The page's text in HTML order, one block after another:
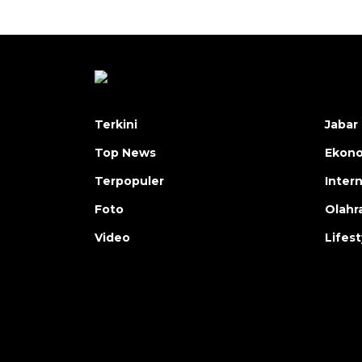
Terkini
Top News
Terpopuler
Foto
Video